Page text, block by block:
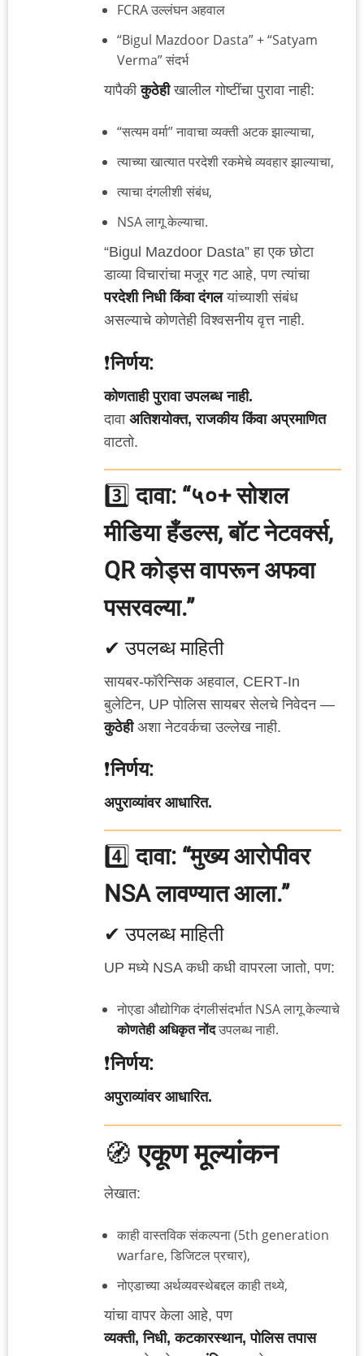
FCRA उल्लंघन अहवाल
“Bigul Mazdoor Dasta” + “Satyam
Verma” संदर्भ
यापैकीकुठेहीखालील गोष्टींचा पुरावा नाही:
“सत्यम वर्मा” नावाचा व्यक्ती अटक झाल्याचा,
त्याच्या खात्यात परदेशी रकमेचे व्यवहार झाल्याचा,
त्याचा दंगलीशी संबंध,
NSA लागू केल्याचा.
“Bigul Mazdoor Dasta” हा एक छोटा
डाव्या विचारांचा मजूर गट आहे, पण त्यांचा
परदेशी निधी किंवा दंगलयांच्याशी संबंध
असल्याचे कोणतेही विश्वसनीय वृत्त नाही.
❗निर्णय:
कोणताही पुरावा उपलब्ध नाही.
दावा अतिशयोक्त, राजकीय किंवा अप्रमाणित
वाटतो.
3️⃣दावा: “५०+ सोशल
मीडिया हँडल्स, बॉट नेटवर्क्स,
QR कोड्स वापरून अफवा
पसरवल्या.”
✔ उपलब्ध माहिती
सायबर‑फॉरेन्सिक अहवाल, CERT‑In
बुलेटिन, UP पोलिस सायबर सेलचे निवेदन —
कुठेहीअशा नेटवर्कचा उल्लेख नाही.
❗निर्णय:
अपुराव्यांवर आधारित.
4️⃣दावा: “मुख्य आरोपीवर
NSA लावण्यात आला.”
✔ उपलब्ध माहिती
UP मध्ये NSA कधी कधी वापरला जातो, पण:
नोएडा औद्योगिक दंगलीसंदर्भात NSA लागू केल्याचे
कोणतेही अधिकृत नोंदउपलब्ध नाही.
❗निर्णय:
अपुराव्यांवर आधारित.
🧭एकूण मूल्यांकन
लेखात:
काही वास्तविक संकल्पना (5th generation
warfare, डिजिटल प्रचार),
नोएडाच्या अर्थव्यवस्थेबद्दल काही तथ्ये,
यांचा वापर केला आहे, पण
व्यक्ती, निधी, कटकारस्थान, पोलिस तपास